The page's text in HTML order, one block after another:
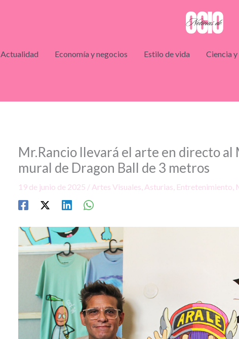
Actualidad Economía y negocios Estilo de vida Ciencia
Mr.Rancio llevará el arte en directo al
mural de Dragon Ball de 3 metros
19 de junio de 2025 / Artes Visuales, Asturias, Entretenimiento,